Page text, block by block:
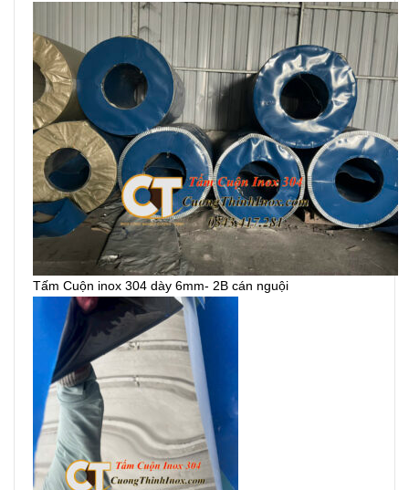
Tấm Cuộn inox 304 dày 6mm- 2B cán nguội